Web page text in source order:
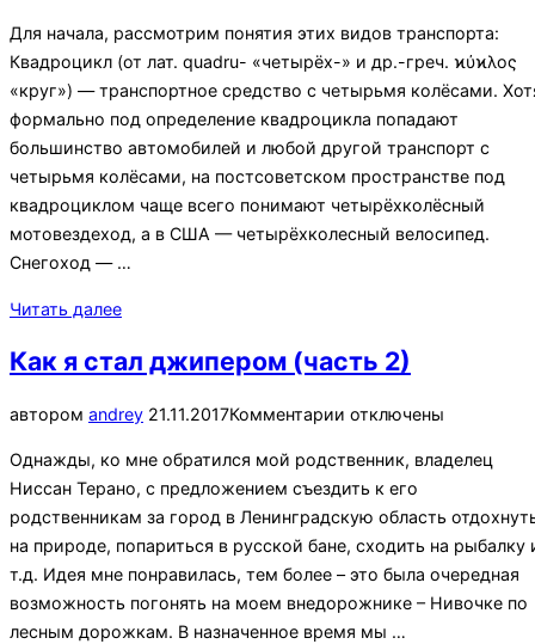
Для начала, рассмотрим понятия этих видов транспорта:
Квадроцикл (от лат. quadru- «четырёх-» и др.-греч. ϰύϰλος
«круг») — транспортное средство с четырьмя колёсами.
формально под определение квадроцикла попадают
большинство автомобилей и любой другой транспорт с
четырьмя колёсами, на постсоветском пространстве под
квадроциклом чаще всего понимают четырёхколёсный
мотовездеход, а в США — четырёхколесный велосипед.
Снегоход — …
Читать далее«Сравнение
на
снегоходах
Как я стал джипером (часть 2)
автором andreyОпубликовано
21.11.2017Комментарии отключены
Однажды, ко мне обратился мой родственник, владелец
Ниссан Терано, с предложением съездить к его
родственникам за город в Ленинградскую область
на природе, попариться в русской бане, сходить на рыбалку
т.д. Идея мне понравилась, тем более – это была очередная
возможность погонять на моем внедорожнике – Нивочке по
лесным дорожкам. В назначенное время мы …